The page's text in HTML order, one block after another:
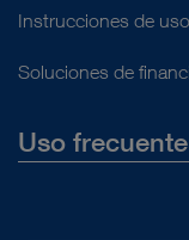
Instrucciones de uso
Soluciones de
Uso frecuente